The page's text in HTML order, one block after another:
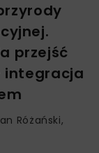
przejść
integracja
Różański,